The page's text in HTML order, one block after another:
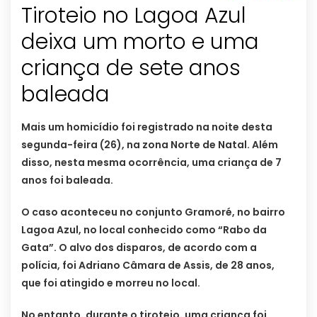
Tiroteio no Lagoa Azul
deixa um morto e uma
criança de sete anos
baleada
Mais um homicídio foi registrado na noite desta
segunda-feira (26), na zona Norte de Natal. Além
disso, nesta mesma ocorrência, uma criança de 7
anos foi baleada.
O caso aconteceu no conjunto Gramoré, no bairro
Lagoa Azul, no local conhecido como “Rabo da
Gata”. O alvo dos disparos, de acordo com a
polícia, foi Adriano Câmara de Assis, de 28 anos,
que foi atingido e morreu no local.